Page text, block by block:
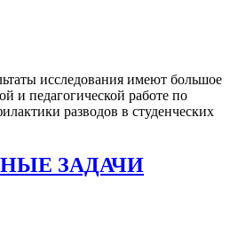
исследования имеют большое
и педагогической работе по
разводов в студенческих
ЗАДАЧИ